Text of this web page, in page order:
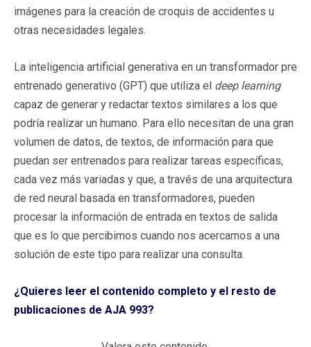
imágenes para la creación de croquis de accidentes u
otras necesidades legales.
La inteligencia artificial generativa en un transformador pre
entrenado generativo (GPT) que utiliza el deep learning
capaz de generar y redactar textos similares a los que
podría realizar un humano. Para ello necesitan de una gran
volumen de datos, de textos, de información para que
puedan ser entrenados para realizar tareas específicas,
cada vez más variadas y que, a través de una arquitectura
de red neural basada en transformadores, pueden
procesar la información de entrada en textos de salida
que es lo que percibimos cuando nos acercamos a una
solución de este tipo para realizar una consulta.
¿Quieres leer el contenido completo y el resto de
publicaciones de AJA 993?